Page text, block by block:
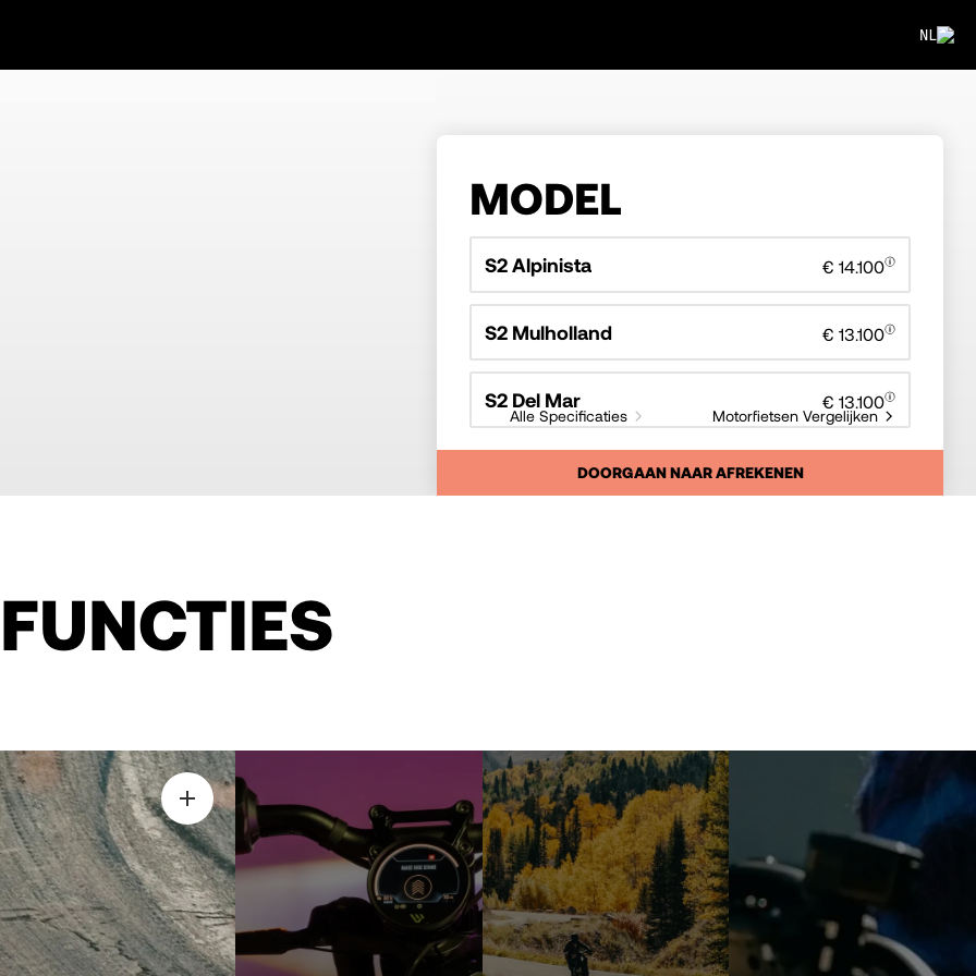
NL
MODEL
S2 Alpinista € 14.100
S2 Mulholland € 13.100
S2 Del Mar € 13.100
Alle Specificaties Motorfietsen Vergelijken
DOORGAAN NAAR AFREKENEN